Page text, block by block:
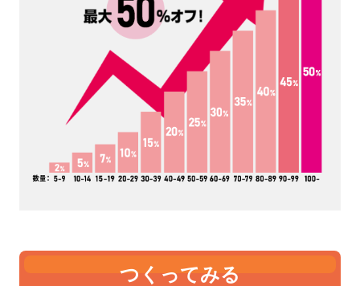
4オンス
いちばん薄手です。中身が透
けて見えるのが分かります。
価格が安いのでノベルティや
販促として製作する事が多い
です。たためる機能のあるエ
コバッグなどは、4オンスで
作っているものが比較的多い
です。
5オンス
薄手です。5オンスも中身が
透けて見えます。やや4オン
スよりも厚くなりますので、
ちょっとしっかりとした雰囲
気にはなります。手軽なトー
さそうです。
つくってみる